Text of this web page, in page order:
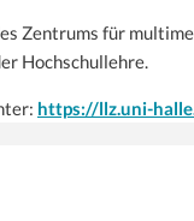
Zentrums für
Hochschullehre.
https://llz.uni-